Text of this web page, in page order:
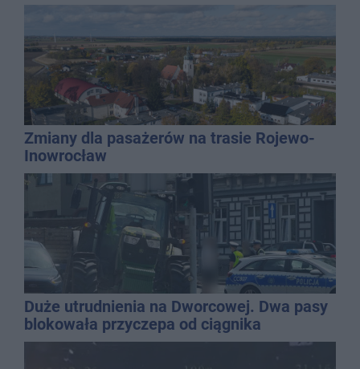
Zmiany dla pasażerów na trasie Rojewo-
Inowrocław
Duże utrudnienia na Dworcowej. Dwa pasy
blokowała przyczepa od ciągnika